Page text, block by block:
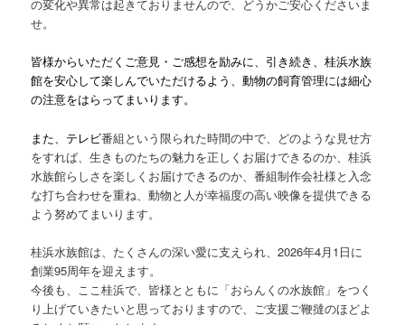
の変化や異常は起きておりませんので、どうかご安心くださいま
せ。
皆様からいただくご意見・ご感想を励みに、引き続き、桂浜水族
館を安心して楽しんでいただけるよう、動物の飼育管理には細心
の注意をはらってまいります。
また、テレビ番組という限られた時間の中で、どのような見せ方
をすれば、生きものたちの魅力を正しくお届けできるのか、桂浜
水族館らしさを楽しくお届けできるのか、番組制作会社様と入念
な打ち合わせを重ね、動物と人が幸福度の高い映像を提供できる
よう努めてまいります。
桂浜水族館は、たくさんの深い愛に支えられ、2026年4月1日に
創業95周年を迎えます。
今後も、ここ桂浜で、皆様とともに「おらんくの水族館」をつく
り上げていきたいと思っておりますので、ご支援ご鞭撻のほどよ